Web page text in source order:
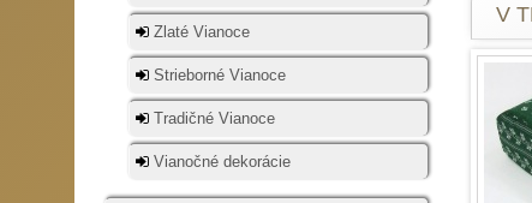
Zlaté Vianoce
Strieborné Vianoce
Tradičné Vianoce
Vianočné dekorácie
V